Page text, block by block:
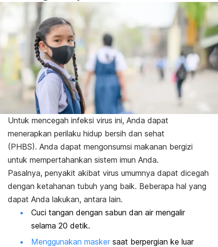
Untuk mencegah infeksi virus ini, Anda dapat
menerapkan perilaku hidup bersih dan sehat
(PHBS). Anda dapat mengonsumsi makanan bergizi
untuk mempertahankan sistem imun Anda.
Pasalnya, penyakit akibat virus umumnya dapat dicegah
dengan ketahanan tubuh yang baik. Beberapa hal yang
dapat Anda lakukan, antara lain.
Cuci tangan dengan sabun dan air mengalir
selama 20 detik.
Menggunakan masker saat berpergian ke luar